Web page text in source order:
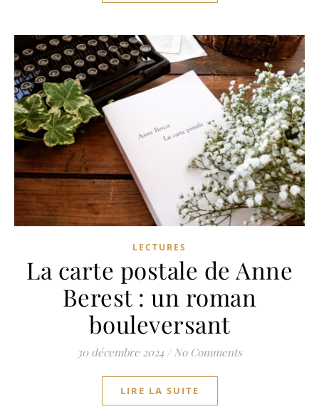
LECTURES
La carte postale de Anne
Berest : un roman
bouleversant
30 décembre 2024 / No Comments
LIRE LA SUITE